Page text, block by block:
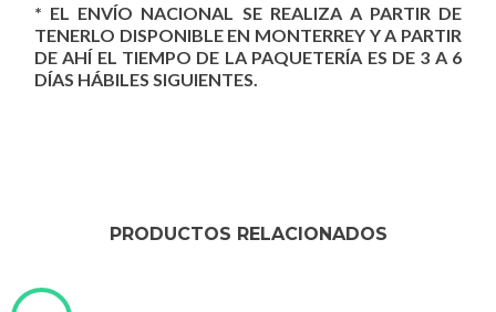
* EL ENVÍO NACIONAL SE REALIZA A PARTIR DE
TENERLO DISPONIBLE EN MONTERREY Y A PARTIR
DE AHÍ EL TIEMPO DE LA PAQUETERÍA ES DE 3 A 6
DÍAS HÁBILES SIGUIENTES.
PRODUCTOS RELACIONADOS